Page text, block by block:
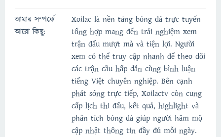
আমার সম্পর্কে
আরো কিছু:
Xoilac là nền tảng bóng đá trực tuyến
tổng hợp mang đến trải nghiệm xem
trận đấu mượt mà và tiện lợi. Người
xem có thể truy cập nhanh để theo dõi
các trận cầu hấp dẫn cùng bình luận
tiếng Việt chuyên nghiệp. Bên cạnh
phát sóng trực tiếp, Xoilactv còn cung
cấp lịch thi đấu, kết quả, highlight và
phân tích bóng đá giúp người hâm mộ
cập nhật thông tin đầy đủ mỗi ngày.